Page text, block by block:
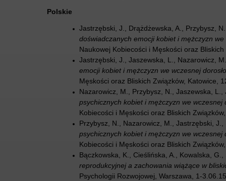
Polskie
Jastrzębski, J., Drążdżewska, A., Przybysz,
doświadczanych emocji kobiet i mężczyzn we
Naukowej Kobiecości i Męskości oraz
Jastrzębski, J., Jaszewska, L., Nazarowicz,
emocji kobiet i mężczyzn we wczesnej
Męskości oraz Bliskich Związków, Katowice,
Nazarowicz, M., Przybysz, N., Jaszewska,
psychicznych kobiet i mężczyzn we wczesnej
Kobiecości i Męskości oraz Bliskich
Przybysz, N., Nazarowicz, M., Jastrzębski,
psychicznych kobiet i mężczyzn we wczesnej
Kobiecości i Męskości oraz Bliskich
Bączkowska, K., Cieślińska, A., Kowalska,
reprodukcyjnej a zachowania wiążące w
Psychologii Rozwojowej, Warszawa, 1-